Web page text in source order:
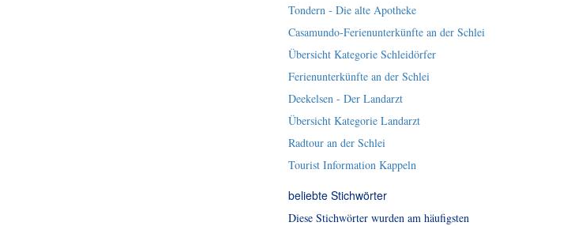
Tondern - Die alte Apotheke
Casamundo-Ferienunterkünfte an der Schlei
Übersicht Kategorie Schleidörfer
Ferienunterkünfte an der Schlei
Deekelsen - Der Landarzt
Übersicht Kategorie Landarzt
Radtour an der Schlei
Tourist Information Kappeln
beliebte Stichwörter
Diese Stichwörter wurden am häufigsten